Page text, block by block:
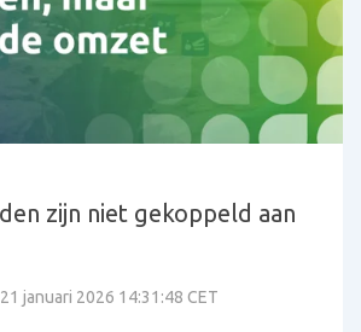
zijn niet gekoppeld aan
21 januari 2026 14:31:48 CET